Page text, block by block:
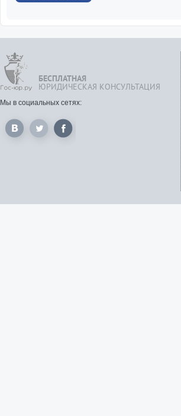
БЕСПЛАТНАЯ
ЮРИДИЧЕСКАЯ КОНСУЛЬТАЦИЯ
Мы в социальных сетях: